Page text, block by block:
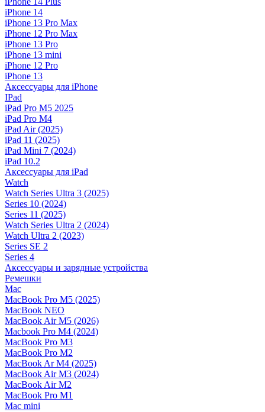
iPhone 14
iPhone 13 Pro Max
iPhone 12 Pro Max
iPhone 13 Pro
iPhone 13 mini
iPhone 12 Pro
iPhone 13
Аксессуары для iPhone
IPad
iPad Pro M5 2025
iPad Pro M4
iPad Air (2025)
iPad 11 (2025)
iPad Mini 7 (2024)
iPad 10.2
Аксессуары для iPad
Watch
Watch Series Ultra 3 (2025)
Series 10 (2024)
Series 11 (2025)
Watch Series Ultra 2 (2024)
Watch Ultra 2 (2023)
Series SE 2
Series 4
Аксессуары и зарядные устройства
Ремешки
Mac
MacBook Pro M5 (2025)
MacBook NEO
MacBook Air M5 (2026)
Macbook Pro M4 (2024)
MacBook Pro M3
MacBook Pro M2
MacBook Ar M4 (2025)
MacBook Air M3 (2024)
MacBook Air M2
MacBook Pro M1
Mac mini